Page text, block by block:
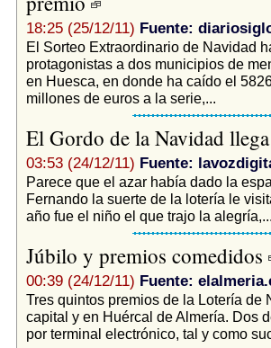
18:25 (25/12/11) Fuente:
El Sorteo Extraordinario de Navidad
protagonistas a dos municipios de
en Huesca, en donde ha caído el
millones de euros a la serie,...
El Gordo de la Navidad
03:53 (24/12/11) Fuente:
Parece que el azar había dado la
Fernando la suerte de la lotería le
año fue el niño el que trajo la alegría,...
Júbilo y premios comedidos
00:39 (24/12/11) Fuente:
Tres quintos premios de la Lotería de
capital y en Huércal de Almería. Dos
por terminal electrónico, tal y como